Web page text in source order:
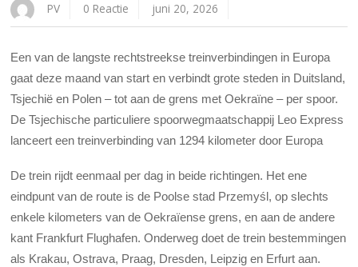
PV 0 Reactie juni 20, 2026
Een van de langste rechtstreekse treinverbindingen in Europa
gaat deze maand van start en verbindt grote steden in Duitsland,
Tsjechië en Polen – tot aan de grens met Oekraïne – per spoor.
De Tsjechische particuliere spoorwegmaatschappij Leo Express
lanceert een treinverbinding van 1294 kilometer door Europa
De trein rijdt eenmaal per dag in beide richtingen. Het ene
eindpunt van de route is de Poolse stad Przemyśl, op slechts
enkele kilometers van de Oekraïense grens, en aan de andere
kant Frankfurt Flughafen. Onderweg doet de trein bestemmingen
als Krakau, Ostrava, Praag, Dresden, Leipzig en Erfurt aan.